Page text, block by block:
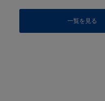
一覧を見る